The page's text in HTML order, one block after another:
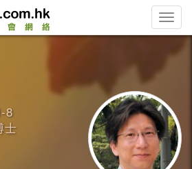
Toggle
8
士